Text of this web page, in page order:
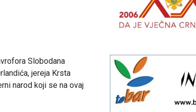
Slobodana
jereja Krsta
narod koji se na ovaj